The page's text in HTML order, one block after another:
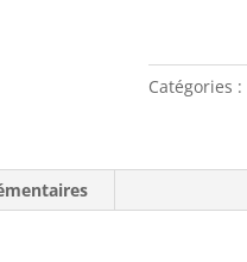
Unisex
T-
Circle
Catégories :